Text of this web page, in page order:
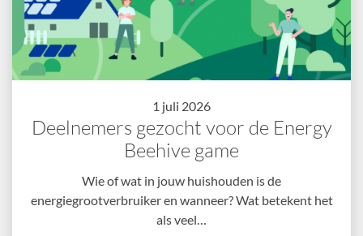
1 juli 2026
Deelnemers gezocht voor de Energy
Beehive game
Wie of wat in jouw huishouden is de
energiegrootverbruiker en wanneer? Wat betekent het
als veel…